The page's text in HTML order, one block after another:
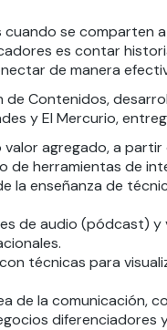
se comparten
es contar
de manera
de Contenidos,
y El Mercurio,
agregado, a
de herramientas de
la enseñanza de
de audio (pódcast)
técnicas para
de la comunicación,
diferenciadores